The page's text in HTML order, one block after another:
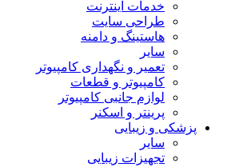
خدمات اینترنت
طراحی سایت
هاستینگ و دامنه
سایر
تعمیر و نگهداری کامپیوتر
کامپیوتر و قطعات
لوازم جانبی کامپیوتر
پرینتر و اسکنر
پزشکی و زیبایی
سایر
تجهیزات زیبایی